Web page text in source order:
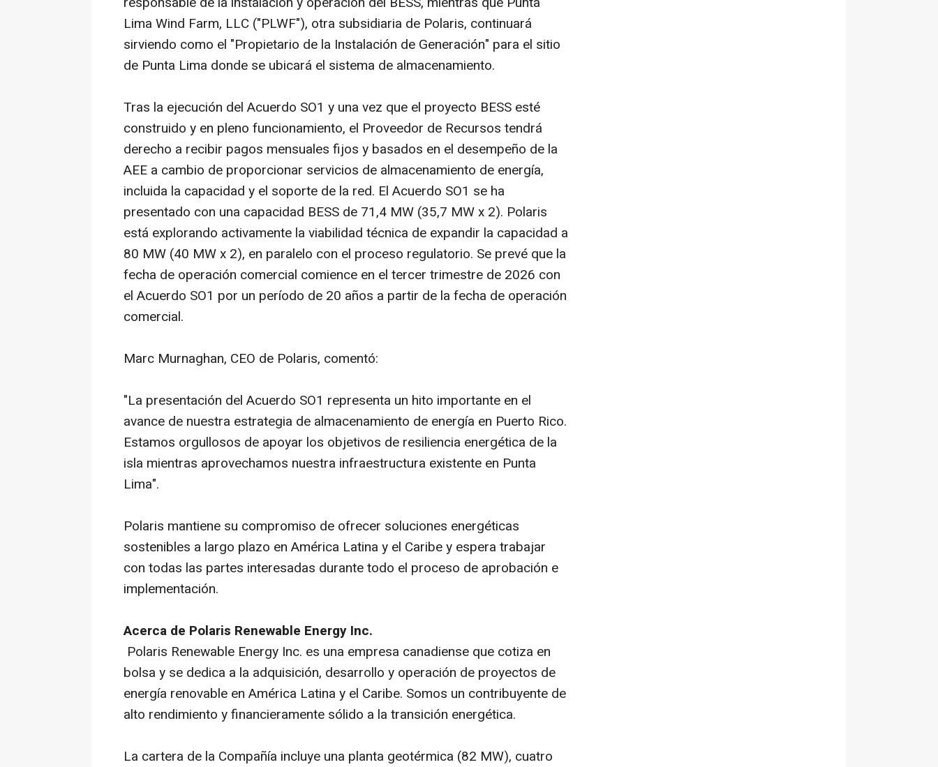
Lima Wind Farm, LLC ("PLWF"), otra subsidiaria de Polaris, continuará
sirviendo como el "Propietario de la Instalación de Generación" para el sitio
de Punta Lima donde se ubicará el sistema de almacenamiento.
Tras la ejecución del Acuerdo SO1 y una vez que el proyecto BESS esté
construido y en pleno funcionamiento, el Proveedor de Recursos tendrá
derecho a recibir pagos mensuales fijos y basados en el desempeño de la
AEE a cambio de proporcionar servicios de almacenamiento de energía,
incluida la capacidad y el soporte de la red. El Acuerdo SO1 se ha
presentado con una capacidad BESS de 71,4 MW (35,7 MW x 2). Polaris
está explorando activamente la viabilidad técnica de expandir la capacidad a
80 MW (40 MW x 2), en paralelo con el proceso regulatorio. Se prevé que la
fecha de operación comercial comience en el tercer trimestre de 2026 con
el Acuerdo SO1 por un período de 20 años a partir de la fecha de operación
comercial.
Marc Murnaghan, CEO de Polaris, comentó:
"La presentación del Acuerdo SO1 representa un hito importante en el
avance de nuestra estrategia de almacenamiento de energía en Puerto Rico.
Estamos orgullosos de apoyar los objetivos de resiliencia energética de la
isla mientras aprovechamos nuestra infraestructura existente en Punta
Lima".
Polaris mantiene su compromiso de ofrecer soluciones energéticas
sostenibles a largo plazo en América Latina y el Caribe y espera trabajar
con todas las partes interesadas durante todo el proceso de aprobación e
implementación.
Acerca de Polaris Renewable Energy Inc.
Polaris Renewable Energy Inc. es una empresa canadiense que cotiza en
bolsa y se dedica a la adquisición, desarrollo y operación de proyectos de
energía renovable en América Latina y el Caribe. Somos un contribuyente de
alto rendimiento y financieramente sólido a la transición energética.
La cartera de la Compañía incluye una planta geotérmica (82 MW), cuatro